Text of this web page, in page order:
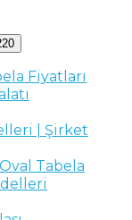
Fiyatları
| Şirket
Tabela